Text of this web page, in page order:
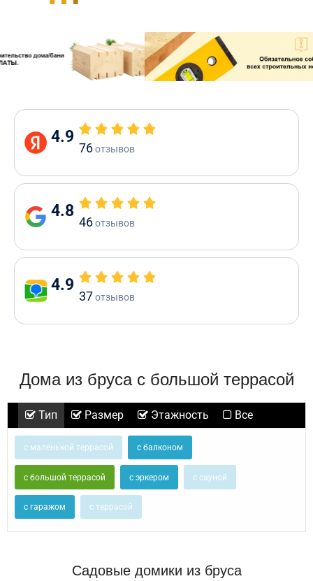
4.9
76отзывов
4.8
46отзывов
4.9
37отзывов
Дома из бруса с большой террасой
Тип Размер Этажность Все
с маленькой террасой с балконом
с большой террасой с эркером с сауной
с гаражом с террасой
Садовые домики из бруса